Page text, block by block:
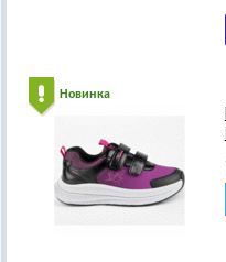
Новинка